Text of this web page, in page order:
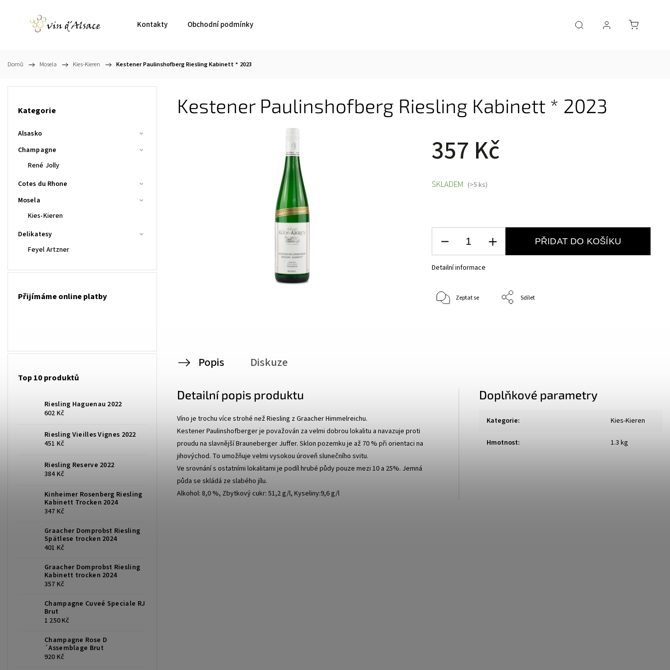
Kontakty Obchodní podmínky
Domů / Mosela / Kies-Kieren / Kestener Paulinshofberg Riesling Kabinett * 2023
Kategorie
Alsasko
Champagne
René Jolly
Cotes du Rhone
Mosela
Kies-Kieren
Delikatesy
Feyel Artzner
Přijímáme online platby
Top 10 produktů
Riesling Haguenau 2022
602 Kč
Riesling Vieilles Vignes 2022
451 Kč
Riesling Reserve 2022
384 Kč
Kinheimer Rosenberg Riesling
Kabinett Trocken 2024
347 Kč
Graacher Domprobst Riesling
Spätlese trocken 2024
401 Kč
Graacher Domprobst Riesling
Kabinett trocken 2024
357 Kč
Champagne Cuveé Speciale RJ
Brut
1 250 Kč
Champagne Rose D
´Assemblage Brut
920 Kč
Kestener Paulinshofberg Riesling Kabinett * 2023
357 Kč
SKLADEM (>5 ks)
PŘIDAT DO KOŠÍKU
Detailní informace
Zeptat se Sdílet
Popis Diskuze
Detailní popis produktu
Víno je trochu více strohé než Riesling z Graacher Himmelreichu.
Kestener Paulinshofberger je považován za velmi dobrou lokalitu a navazuje proti
proudu na slavnější Brauneberger Juffer. Sklon pozemku je až 70 % při orientaci na
jihovýchod. To umožňuje velmi vysokou úroveň slunečního svitu.
Ve srovnání s ostatními lokalitami je podíl hrubé půdy pouze mezi 10 a 25%. Jemná
půda se skládá ze slabého jílu.
Alkohol: 8,0 %, Zbytkový cukr: 51,2 g/l, Kyseliny:9,6 g/l
Doplňkové parametry
Kategorie: Kies-Kieren
Hmotnost: 1.3 kg